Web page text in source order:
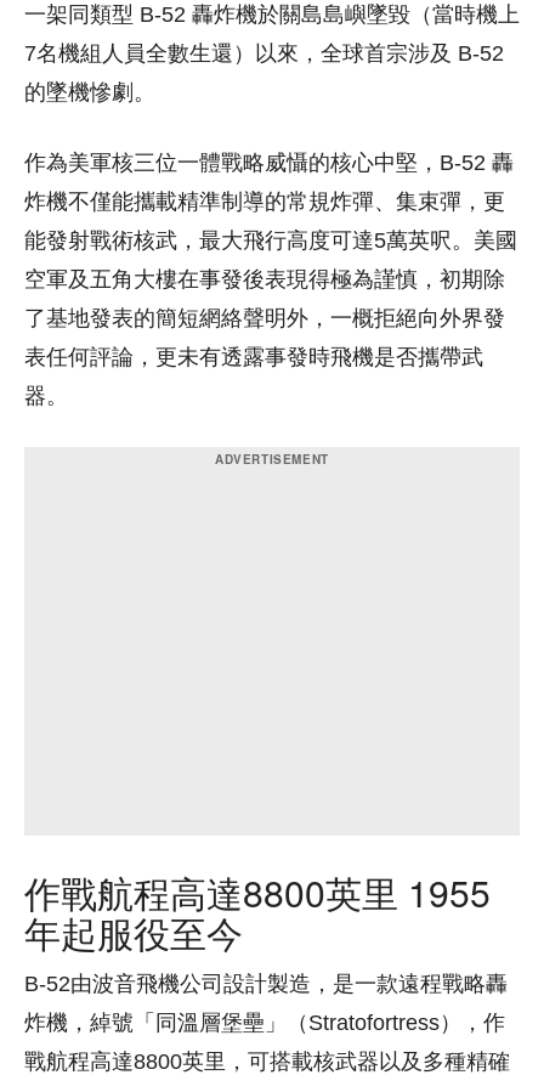
一架同類型 B-52 轟炸機於關島島嶼墜毀（當時機上
7名機組人員全數生還）以來，全球首宗涉及 B-52
的墜機慘劇。
作為美軍核三位一體戰略威懾的核心中堅，B-52 轟
炸機不僅能攜載精準制導的常規炸彈、集束彈，更
能發射戰術核武，最大飛行高度可達5萬英呎。美國
空軍及五角大樓在事發後表現得極為謹慎，初期除
了基地發表的簡短網絡聲明外，一概拒絕向外界發
表任何評論，更未有透露事發時飛機是否攜帶武
器。
作戰航程高達8800英里 1955
年起服役至今
B-52由波音飛機公司設計製造，是一款遠程戰略轟
炸機，綽號「同溫層堡壘」（Stratofortress），作
戰航程高達8800英里，可搭載核武器以及多種精確